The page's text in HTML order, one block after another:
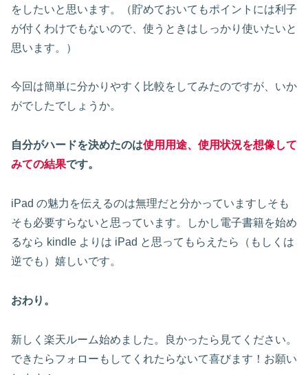
をしたいと思います。（貯めておいてもポイントには利子
が付くわけでもないので、使うときはしっかり使いたいと
思います。）
今回は簡単に分かりやすく比較をしてみたのですが、いか
がでしたでしょうか。
自分がハードを決めたのは使用用途、使用状況を想像して
みての結果です。
iPad の魅力を伝えるのは無理だと分かっていますしそも
そも必要すらないと思っています。しかし電子書籍を始め
るなら kindle よりは iPad と思ってもらえたら（もしくは
逆でも）嬉しいです。
おわり。
新しく楽天ルーム始めました。良かったら見てください。
できたらフォローもしてくれたらないて喜びます！お願い